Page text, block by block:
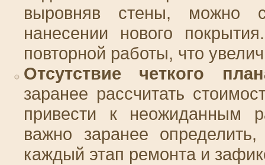
выровняв стены, можно
нанесении нового
повторной работы, что
Отсутствие четкого
заранее рассчитать
привести к неожиданным
важно заранее
каждый этап ремонта и